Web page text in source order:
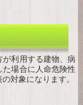
利用する建物、病
た場合に人命危険性
対象になります。